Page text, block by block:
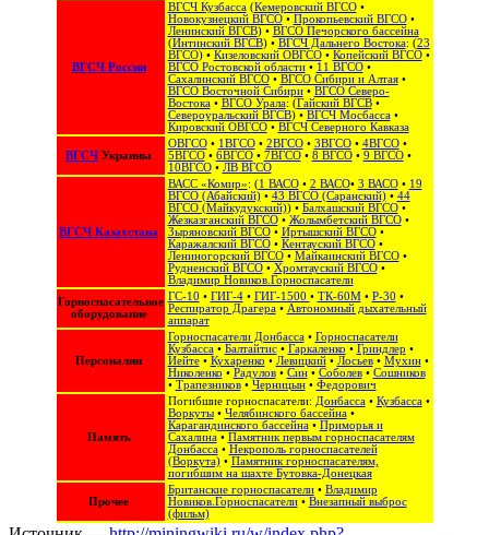
ВГСЧ России
ВГСЧ Кузбасса(Кемеровский ВГСО•
Новокузнецкий ВГСО• Прокопьевский ВГСО•
Ленинский ВГСВ) • ВГСО Печорского бассейна
(Интинский ВГСВ) • ВГСЧ Дальнего Востока: (23
ВГСО) • Кизеловский ОВГСО• Копейский ВГСО•
ВГСО Ростовской области• 11 ВГСО•
Сахалинский ВГСО‎ • ВГСО Сибири и Алтая‎ •
ВГСО Восточной Сибири• ВГСО Северо-
Востока‎‎ • ВГСО Урала: (Гайский ВГСВ•
Североуральский ВГСВ) • ВГСЧ Мосбасса•
Кировский ОВГСО• ВГСЧ Северного Кавказа
ВГСЧ Украины
ОВГСО• 1ВГСО• 2ВГСО• 3ВГСО• 4ВГСО•
5ВГСО• 6ВГСО• 7ВГСО• 8 ВГСО• 9 ВГСО•
10ВГСО• ЛВ ВГСО
ВГСЧ Казахстана
ВАСС «Комир»: (1 ВАСО• 2 ВАСО• 3 ВАСО• 19
ВГСО (Абайский)• 43 ВГСО (Саранский)• 44
ВГСО (Майкудукский)) • Балхашский ВГСО•
Жезказганский ВГСО• Жолымбетский ВГСО•
Зыряновский ВГСО• Иртышский ВГСО•
Каражалский ВГСО• Кентауский ВГСО•
Лениногорский ВГСО• Майкаинский ВГСО•
Рудненский ВГСО• Хромтауский ВГСО•
Владимир Новиков.Горноспасатели
Горноспасательное
оборудование
ГС-10 • ГИГ-4• ГИГ-1500 • ТК-60М• Р-30 •
Респиратор Драгера• Автономный дыхательный
аппарат
Персоналии
Горноспасатели Донбасса• Горноспасатели
Кузбасса• Балтайтис• Гаркаленко • Гриндлер •
Иейте• Кухаренко • Левицкий• Лосьев• Мухин•
Николенко • Радулов• Син• Соболев• Сошников
• Трапезников• Черницын• Федорович
Память
Погибшие горноспасатели: Донбасса• Кузбасса•
Воркуты• Челябинского бассейна•
Карагандинского бассейна• Приморья и
Сахалина• Памятник первым горноспасателям
Донбасса• Некрополь горноспасателей
(Воркута)• Памятник горноспасателям,
погибшим на шахте Бутовка-Донецкая
Прочее
Британские горноспасатели• Владимир
Новиков.Горноспасатели• Внезапный выброс
(фильм)